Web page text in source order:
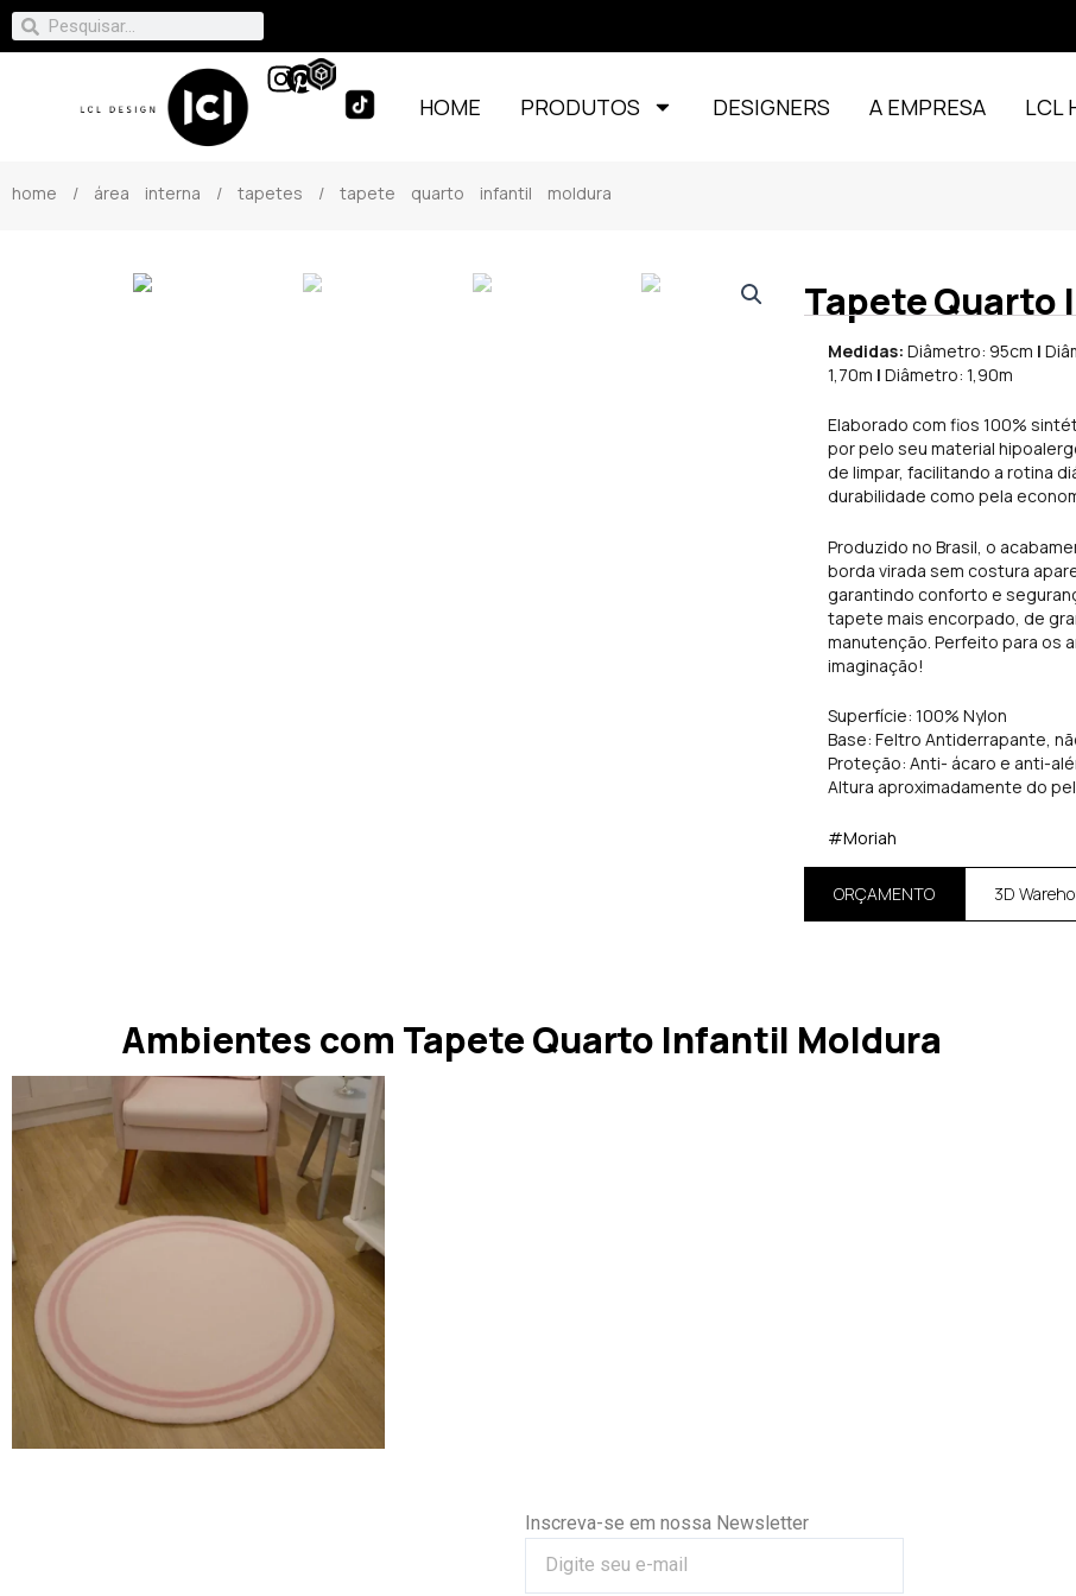
HOME PRODUTOS DESIGNERS A EMPRESA LCL
home / área interna / tapetes / tapete quarto infantil moldura
Tapete Quarto
Medidas:Diâmetro: 95cm |
1,70m | Diâmetro: 1,90m
Elaborado com fios 100%
por pelo seu material
de limpar, facilitando a rotina
durabilidade como pela
Produzido no Brasil, o
borda virada sem costura
garantindo conforto e
tapete mais encorpado, de
manutenção. Perfeito para os
imaginação!
Superfície: 100% Nylon
Base: Feltro Antiderrapante,
Proteção: Anti- ácaro e anti-
Altura aproximadamente do
#Moriah
ORÇAMENTO 3D
Ambientes com Tapete Quarto Infantil Moldura
Inscreva-se em nossa Newsletter